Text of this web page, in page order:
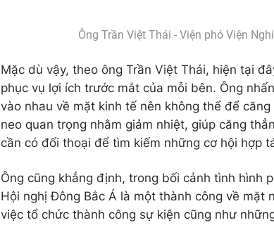
Ông Trần Việt Thái - Viện phó Viện
Mặc dù vậy, theo ông Trần Việt Thái, hiện tại
phục vụ lợi ích trước mắt của mỗi bên. Ông
vào nhau về mặt kinh tế nên không thể để
neo quan trọng nhằm giảm nhiệt, giúp căng
cần có đối thoại để tìm kiếm những cơ hội hợp
Ông cũng khẳng định, trong bối cảnh tình hình
Hội nghị Đông Bắc Á là một thành công về mặt
việc tổ chức thành công sự kiện cũng như